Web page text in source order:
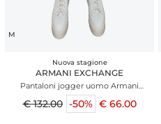
M
Nuova stagione
ARMANI EXCHANGE
Pantaloni jogger uomo Armani
Exchange blu
€ 132.00 -50% € 66.00